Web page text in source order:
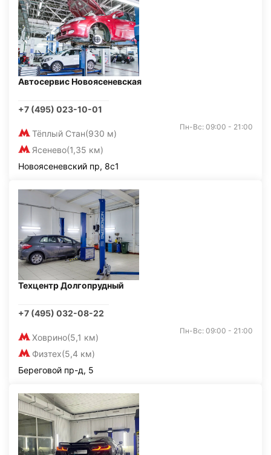
Автосервис Новоясеневская
+7 (495) 023-10-01
Тёплый Стан(930 м)
Ясенево(1,35 км)
Пн-Вс: 09:00 - 21:00
Новоясеневский пр, 8с1
Техцентр Долгопрудный
+7 (495) 032-08-22
Ховрино(5,1 км)
Физтех(5,4 км)
Пн-Вс: 09:00 - 21:00
Береговой пр-д, 5